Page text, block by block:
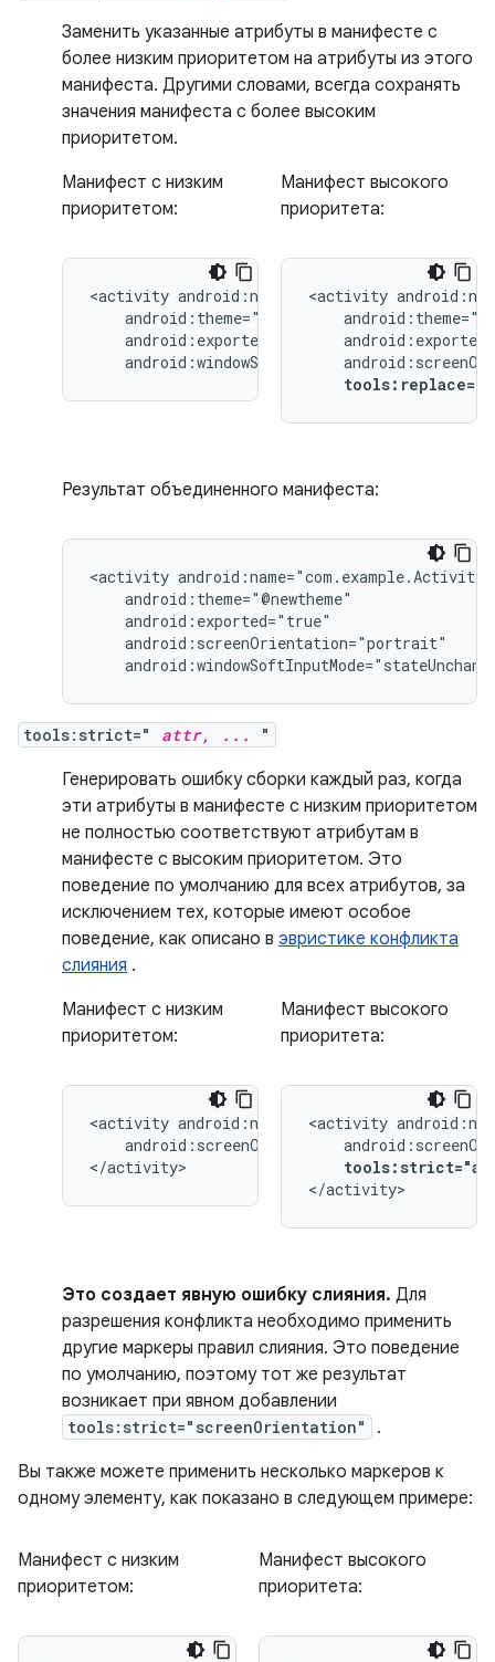
Заменить указанные атрибуты в манифесте с
более низким приоритетом на атрибуты из этого
манифеста. Другими словами, всегда сохранять
значения манифеста с более высоким
приоритетом.
Манифест с низким
приоритетом:
<activity
Манифест высокого
приоритета:
<activity
Результат объединенного манифеста:
<activity
tools:strict=" attr, ... "
Генерировать ошибку сборки каждый раз, когда
эти атрибуты в манифесте с низким приоритетом
не полностью соответствуют атрибутам в
манифесте с высоким приоритетом. Это
поведение по умолчанию для всех атрибутов, за
исключением тех, которые имеют особое
поведение, как описано в эвристике конфликта
слияния .
Манифест с низким
приоритетом:
<activity
android:screenOrientation="landscape">
</activity>
Манифест высокого
приоритета:
<activity
</activity>
Это создает явную ошибку слияния. Для
разрешения конфликта необходимо применить
другие маркеры правил слияния. Это поведение
по умолчанию, поэтому тот же результат
возникает при явном добавлении
tools:strict="screenOrientation"
.
Вы также можете применить несколько маркеров к
одному элементу, как показано в следующем примере:
Манифест с низким
приоритетом:
Манифест высокого
приоритета: